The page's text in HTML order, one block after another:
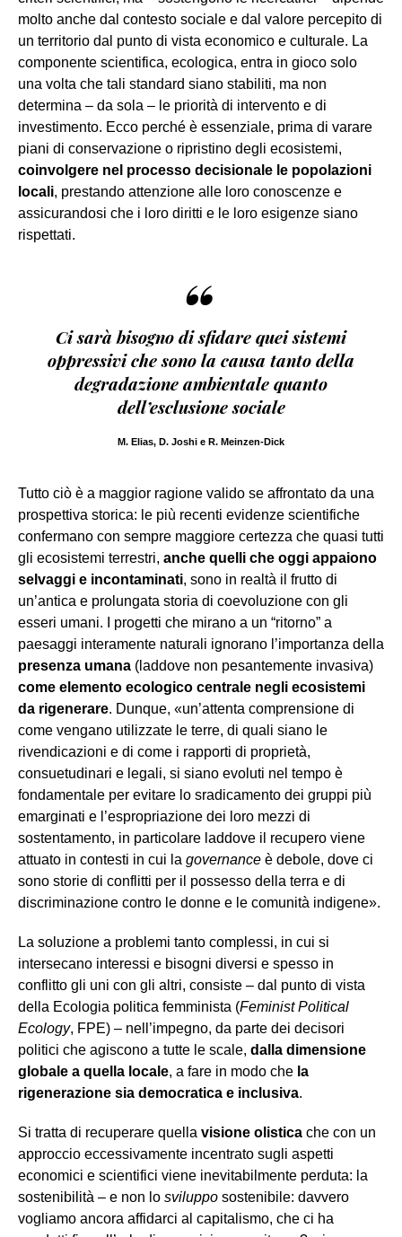
molto anche dal contesto sociale e dal valore percepito di
un territorio dal punto di vista economico e culturale. La
componente scientifica, ecologica, entra in gioco solo
una volta che tali standard siano stabiliti, ma non
determina – da sola – le priorità di intervento e di
investimento. Ecco perché è essenziale, prima di varare
piani di conservazione o ripristino degli ecosistemi,
coinvolgere nel processo decisionale le popolazioni
locali, prestando attenzione alle loro conoscenze e
assicurandosi che i loro diritti e le loro esigenze siano
rispettati.
“
Ci sarà bisogno di sfidare quei sistemi
oppressivi che sono la causa tanto della
degradazione ambientale quanto
dell’esclusione sociale
M. Elias, D. Joshi e R. Meinzen-Dick
Tutto ciò è a maggior ragione valido se affrontato da una
prospettiva storica: le più recenti evidenze scientifiche
confermano con sempre maggiore certezza che quasi tutti
gli ecosistemi terrestri, anche quelli che oggi appaiono
selvaggi e incontaminati, sono in realtà il frutto di
un’antica e prolungata storia di coevoluzione con gli
esseri umani. I progetti che mirano a un “ritorno” a
paesaggi interamente naturali ignorano l’importanza della
presenza umana (laddove non pesantemente invasiva)
come elemento ecologico centrale negli ecosistemi
da rigenerare. Dunque, «un’attenta comprensione di
come vengano utilizzate le terre, di quali siano le
rivendicazioni e di come i rapporti di proprietà,
consuetudinari e legali, si siano evoluti nel tempo è
fondamentale per evitare lo sradicamento dei gruppi più
emarginati e l’espropriazione dei loro mezzi di
sostentamento, in particolare laddove il recupero viene
attuato in contesti in cui la governance è debole, dove ci
sono storie di conflitti per il possesso della terra e di
discriminazione contro le donne e le comunità indigene».
La soluzione a problemi tanto complessi, in cui si
intersecano interessi e bisogni diversi e spesso in
conflitto gli uni con gli altri, consiste – dal punto di vista
della Ecologia politica femminista (Feminist Political
Ecology, FPE) – nell’impegno, da parte dei decisori
politici che agiscono a tutte le scale, dalla dimensione
globale a quella locale, a fare in modo che la
rigenerazione sia democratica e inclusiva.
Si tratta di recuperare quella visione olistica che con un
approccio eccessivamente incentrato sugli aspetti
economici e scientifici viene inevitabilmente perduta: la
sostenibilità – e non lo sviluppo sostenibile: davvero
vogliamo ancora affidarci al capitalismo, che ci ha